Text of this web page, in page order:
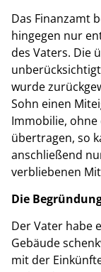
Das Finanzamt
hingegen nur
des Vaters. Die
wurde
Sohn einen
Immobilie,
übertragen, so
anschließend
verbliebenen
Die
Der Vater habe
Gebäude
mit der